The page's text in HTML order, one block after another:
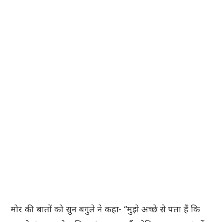
मोर की बातों को सुन बगुले ने कहा- “मुझे अच्छे से पता हैं कि